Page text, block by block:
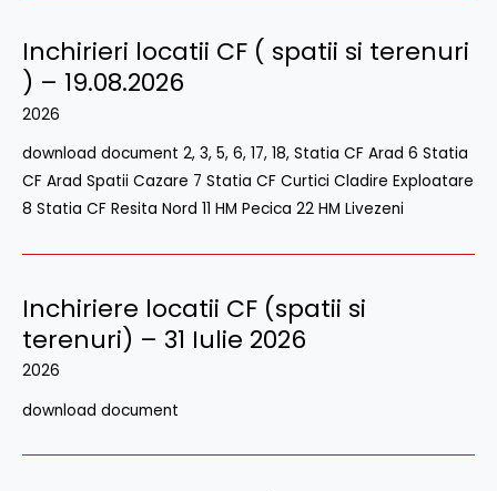
Inchirieri locatii CF ( spatii si terenuri
) – 19.08.2026
2026
download document 2, 3, 5, 6, 17, 18, Statia CF Arad 6 Statia
CF Arad Spatii Cazare 7 Statia CF Curtici Cladire Exploatare
8 Statia CF Resita Nord 11 HM Pecica 22 HM Livezeni
Inchiriere locatii CF (spatii si
terenuri) – 31 Iulie 2026
2026
download document